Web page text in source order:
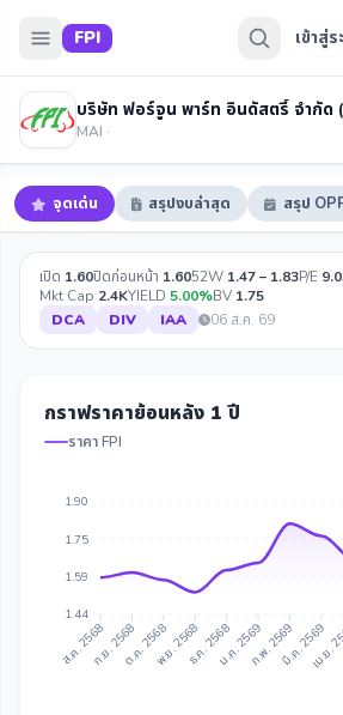
FPI เข้าสู่
บริษัท ฟอร์จูน พาร์ท อินดัสตรี้ จำกัด
MAI ·
จุดเด่น สรุปงบล่าสุด สรุป
เปิด 1.60ปิดก่อนหน้า 1.6052W 1.47 – 1.83P/E
Mkt Cap 2.4KYIELD 5.00%BV 1.75
DCA
DIV IAA 06 ส.ค. 69
กราฟราคาย้อนหลัง 1 ปี
ราคา FPI
1.90
1.75
1.59
1.44
ส.ค. 2568ก.ย. 2568ต.ค. 2568พ.ย. 2568ธ.ค. 2568ม.ค. 2569ก.พ. 2569มี.ค. 2569
เม.ย.